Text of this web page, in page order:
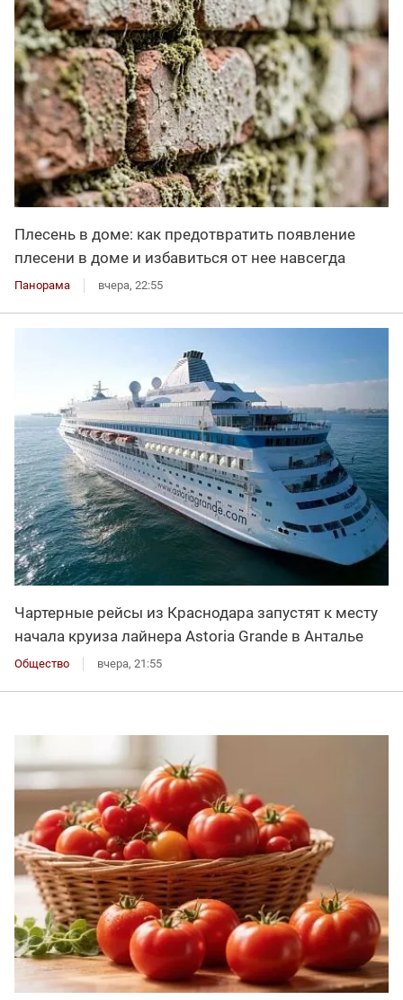
Плесень в доме: как предотвратить появление
плесени в доме и избавиться от нее навсегда
Панорама вчера, 22:55
Чартерные рейсы из Краснодара запустят к месту
начала круиза лайнера Astoria Grande в Анталье
Общество вчера, 21:55